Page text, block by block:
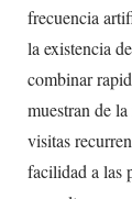
frecuencia
la existencia
combinar
muestran de
visitas
facilidad a las